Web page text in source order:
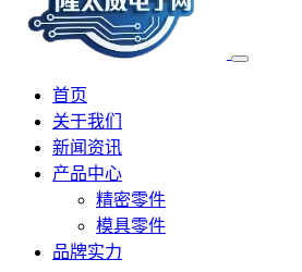
首页
关于我们
新闻资讯
产品中心
精密零件
模具零件
品牌实力